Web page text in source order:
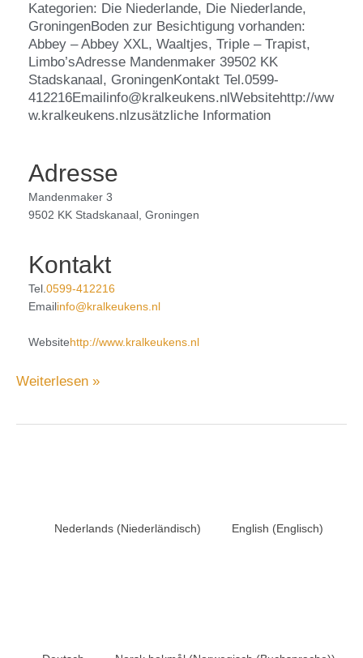
Kategorien: Die Niederlande, Die Niederlande,
GroningenBoden zur Besichtigung vorhanden:
Abbey – Abbey XXL, Waaltjes, Triple – Trapist,
Limbo’sAdresse Mandenmaker 39502 KK
Stadskanaal, GroningenKontakt Tel.0599-
412216Emailinfo@kralkeukens.nlWebsitehttp://ww
w.kralkeukens.nlzusätzliche Information
Adresse
Mandenmaker 3
9502 KK Stadskanaal, Groningen
Kontakt
Tel.0599-412216
Email info@kralkeukens.nl
Website http://www.kralkeukens.nl
Weiterlesen »
Nederlands (Niederländisch) English (Englisch)